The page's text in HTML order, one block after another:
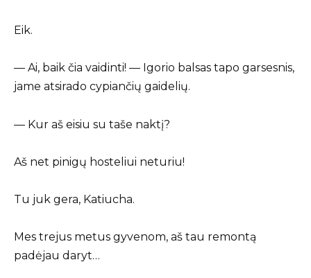
Eik.
— Ai, baik čia vaidinti! — Igorio balsas tapo garsesnis,
jame atsirado cypiančių gaidelių.
— Kur aš eisiu su taše naktį?
Aš net pinigų hosteliui neturiu!
Tu juk gera, Katiucha.
Mes trejus metus gyvenom, aš tau remontą
padėjau daryt…